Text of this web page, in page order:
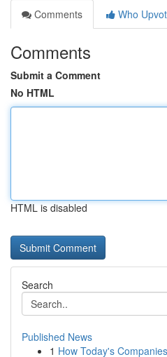
Comments
Who
Comments
Submit a Comment
No HTML
HTML is disabled
Search
Published News
1 How Today's